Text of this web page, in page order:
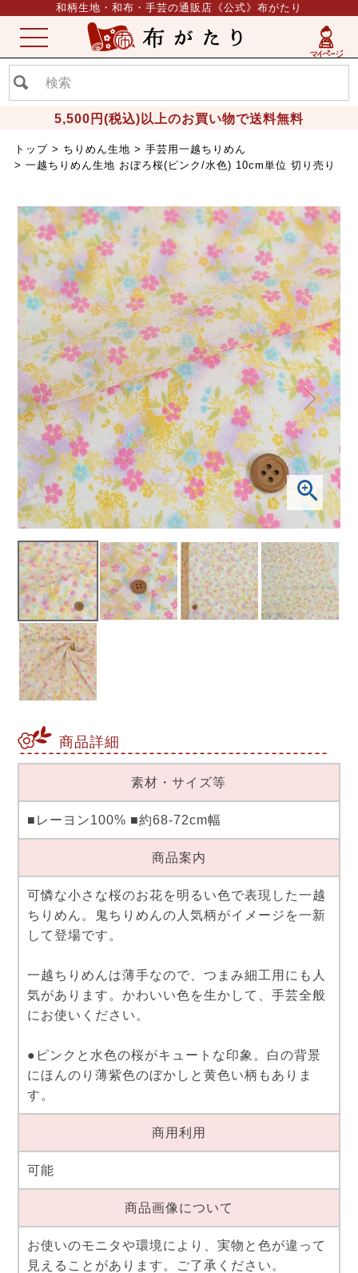
和柄生地・和布・手芸の通販店《公式》布がたり
5,500円(税込)以上のお買い物で送料無料
ME
NU
トップ ちりめん生地
手芸用一越ちりめん
一越ちりめん生地 おぼろ桜(ピンク/水色) 10cm単位 切り売り
商品詳細
素材・サイズ等
■レーヨン100% ■約68-72cm幅
商品案内
可憐な小さな桜のお花を明るい色で表現した一越
ちりめん。鬼ちりめんの人気柄がイメージを一新
して登場です。
一越ちりめんは薄手なので、つまみ細工用にも人
気があります。かわいい色を生かして、手芸全般
にお使いください。
●ピンクと水色の桜がキュートな印象。白の背景
にほんのり薄紫色のぼかしと黄色い柄もありま
す。
商用利用
可能
商品画像について
お使いのモニタや環境により、実物と色が違って
見えることがあります。ご了承ください。